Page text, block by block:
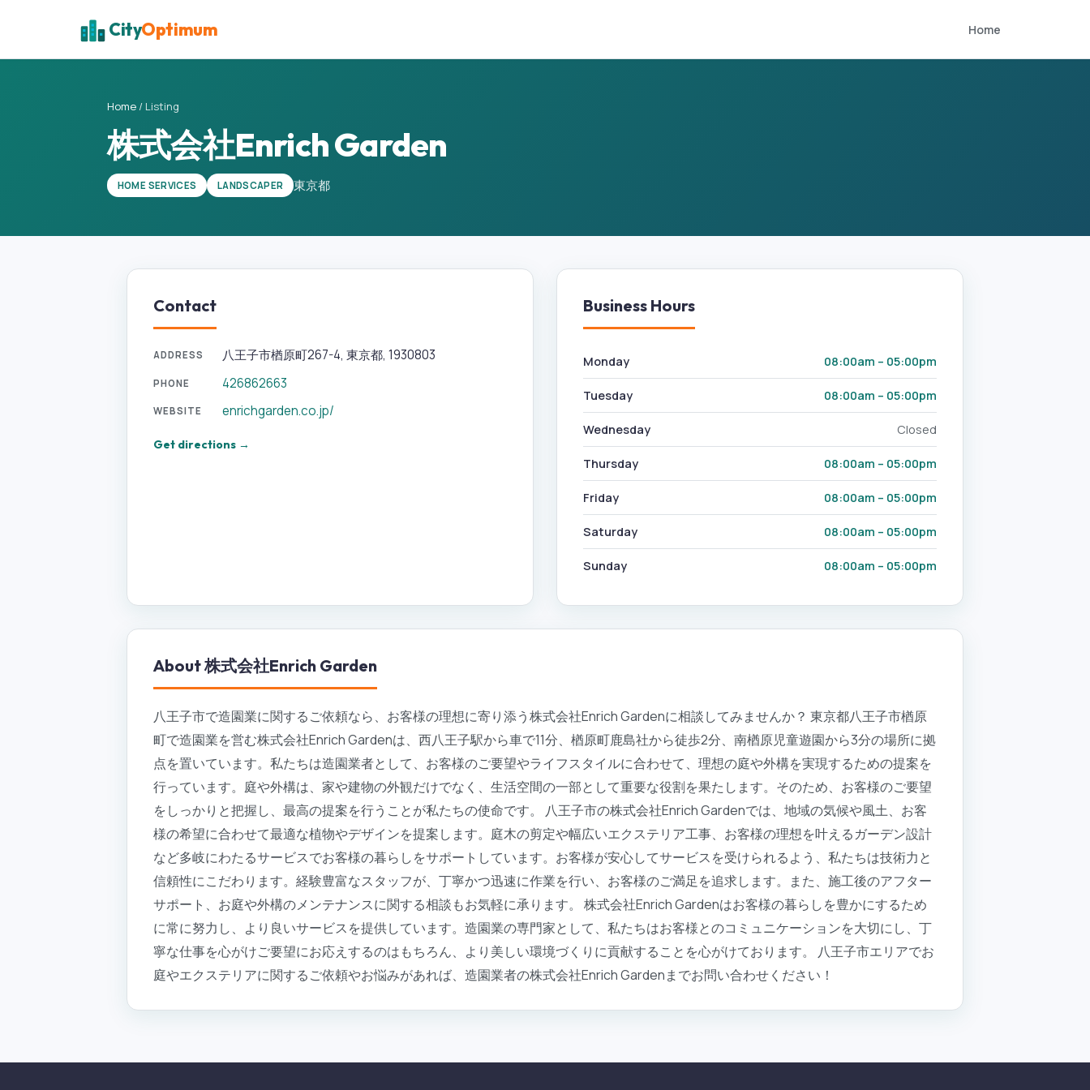
CityOptimum Home
Home / Listing
株式会社Enrich Garden
HOME SERVICES LANDSCAPER 東京都
Contact
ADDRESS 八王子市楢原町267-4, 東京都, 1930803
PHONE 426862663
WEBSITE enrichgarden.co.jp/
Get directions →
Business Hours
Monday 08:00am – 05:00pm
Tuesday 08:00am – 05:00pm
Wednesday Closed
Thursday 08:00am – 05:00pm
Friday 08:00am – 05:00pm
Saturday 08:00am – 05:00pm
Sunday 08:00am – 05:00pm
About株式会社Enrich Garden
八王子市で造園業に関するご依頼なら、お客様の理想に寄り添う株式会社Enrich Gardenに相談してみませんか？ 東京都八王子市楢原
町で造園業を営む株式会社Enrich Gardenは、西八王子駅から車で11分、楢原町鹿島社から徒歩2分、南楢原児童遊園から3分の場所に拠
点を置いています。私たちは造園業者として、お客様のご要望やライフスタイルに合わせて、理想の庭や外構を実現するための提案を
行っています。庭や外構は、家や建物の外観だけでなく、生活空間の一部として重要な役割を果たします。そのため、お客様のご要望
をしっかりと把握し、最高の提案を行うことが私たちの使命です。 八王子市の株式会社Enrich Gardenでは、地域の気候や風土、お客
様の希望に合わせて最適な植物やデザインを提案します。庭木の剪定や幅広いエクステリア工事、お客様の理想を叶えるガーデン設計
など多岐にわたるサービスでお客様の暮らしをサポートしています。お客様が安心してサービスを受けられるよう、私たちは技術力と
信頼性にこだわります。経験豊富なスタッフが、丁寧かつ迅速に作業を行い、お客様のご満足を追求します。また、施工後のアフター
サポート、お庭や外構のメンテナンスに関する相談もお気軽に承ります。 株式会社Enrich Gardenはお客様の暮らしを豊かにするため
に常に努力し、より良いサービスを提供しています。造園業の専門家として、私たちはお客様とのコミュニケーションを大切にし、丁
寧な仕事を心がけご要望にお応えするのはもちろん、より美しい環境づくりに貢献することを心がけております。 八王子市エリアでお
庭やエクステリアに関するご依頼やお悩みがあれば、造園業者の株式会社Enrich Gardenまでお問い合わせください！